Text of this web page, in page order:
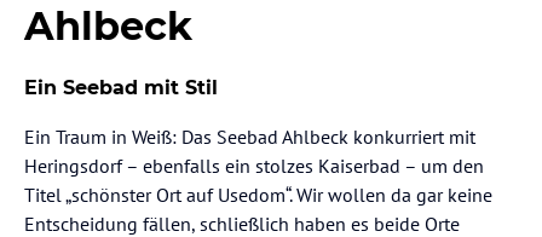
Ahlbeck
Ein Seebad mit Stil
Ein Traum in Weiß: Das Seebad Ahlbeck konkurriert mit
Heringsdorf – ebenfalls ein stolzes Kaiserbad – um den
Titel „schönster Ort auf Usedom“. Wir wollen da gar keine
Entscheidung fällen, schließlich haben es beide Orte